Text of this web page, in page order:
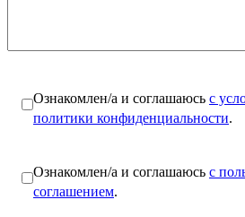
Ознакомлен/а и соглашаюсь с
политики конфиденциальности.
Ознакомлен/а и соглашаюсь с
соглашением.